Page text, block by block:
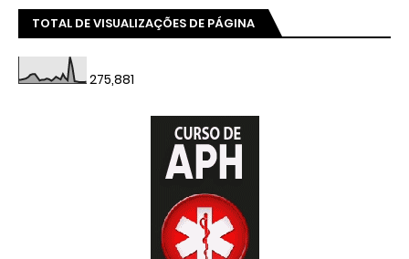
TOTAL DE VISUALIZAÇÕES DE PÁGINA
275,881